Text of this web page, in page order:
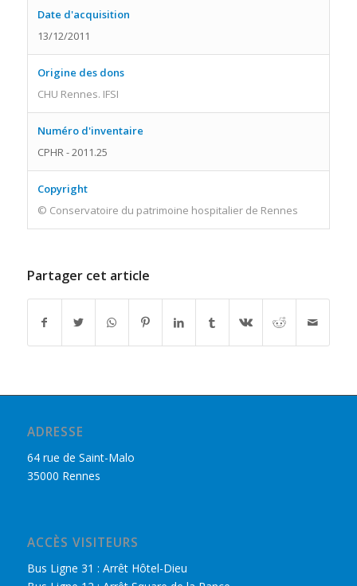
Date d'acquisition
13/12/2011
Origine des dons
CHU Rennes. IFSI
Numéro d'inventaire
CPHR - 2011.25
Copyright
© Conservatoire du patrimoine hospitalier de Rennes
Partager cet article
ADRESSE
64 rue de Saint-Malo
35000 Rennes
ACCÈS VISITEURS
Bus Ligne 31 : Arrêt Hôtel-Dieu